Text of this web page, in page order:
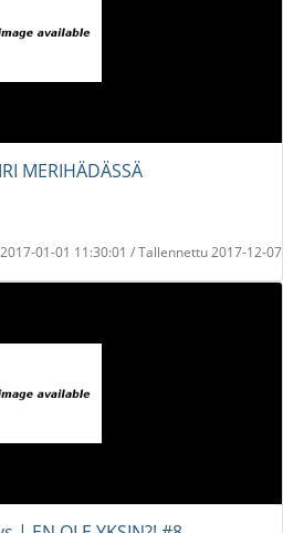
MERIHÄDÄSSÄ
01-01 11:30:01 / Tallennettu 2017-12-07